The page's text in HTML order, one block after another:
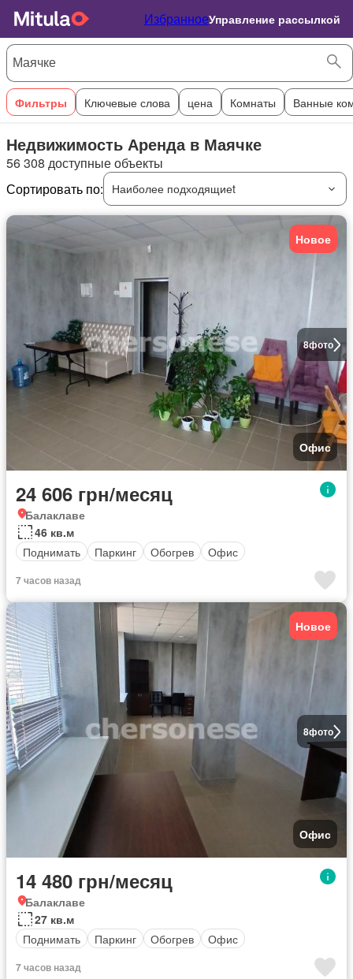
ИзбранноеУправление рассылкой
Фильтры Ключевые слова цена Комнаты Ванные
Недвижимость Аренда в Маячке
56 308 доступные объекты
Сортировать по:
Наиболее подходящиеt
8фото
Новое
Офис
24 606 грн/месяц
Балаклаве
46 кв.м
Поднимать
Паркинг Обогрев Офис
7 часов назад
8фото
Новое
Офис
14 480 грн/месяц
Балаклаве
27 кв.м
Поднимать
Паркинг Обогрев Офис
7 часов назад